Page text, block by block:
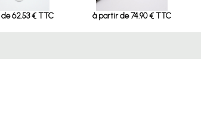
62.53 € TTC à partir de 74.90 € TTC